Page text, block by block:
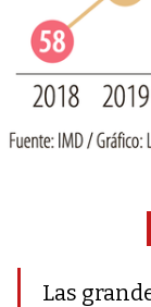
Las